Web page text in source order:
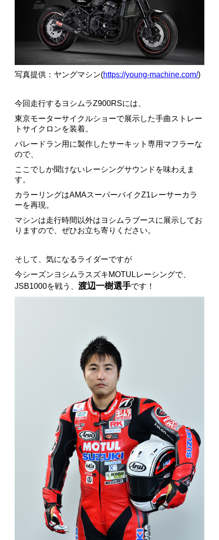
写真提供： ヤングマシン(https://young-machine.com/)
今回走行するヨシムラZ900RSには、
東京モーターサイクルショーで展示した手曲ストレー
トサイクロンを装着。
パレードラン用に製作したサーキット専用マフラーな
ので、
ここでしか聞けないレーシングサウンドを味わえま
す。
カラーリングはAMAスーパーバイクZ1レーサーカラ
ーを再現。
マシンは走行時間以外はヨシムラブースに展示してお
りますので、ぜひお立ち寄りください。
そして、気になるライダーですが
今シーズンヨシムラスズキMOTULレーシングで、
JSB1000を戦う、 渡辺一樹選手です！